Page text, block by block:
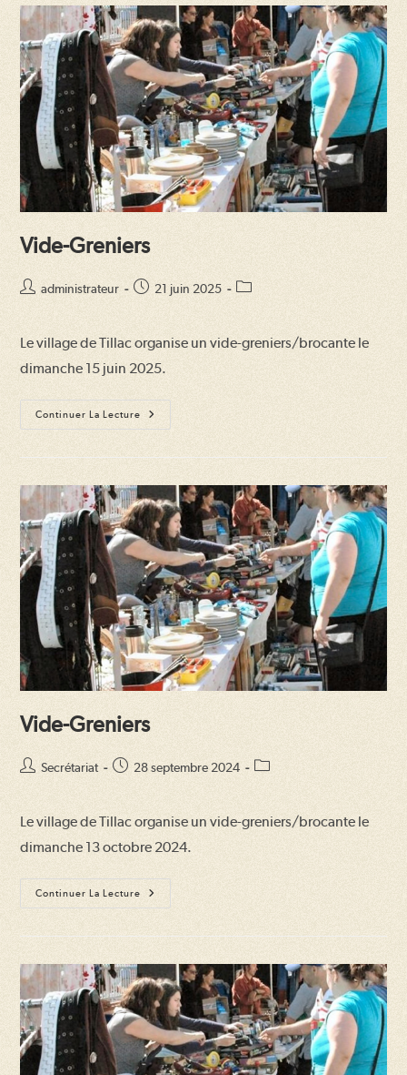
Vide-Greniers
Auteur/autrice
publication :
administrateur
Publication
21 juin 2025
Post
Le village de Tillac organise un vide-greniers/brocante le
dimanche 15 juin 2025.
Continuer La Lecture
Vide-
Greniers
Vide-Greniers
Auteur/autrice
publication :
Secrétariat
Publication
28 septembre 2024
Post
Le village de Tillac organise un vide-greniers/brocante le
dimanche 13 octobre 2024.
Continuer La Lecture
Vide-
Greniers